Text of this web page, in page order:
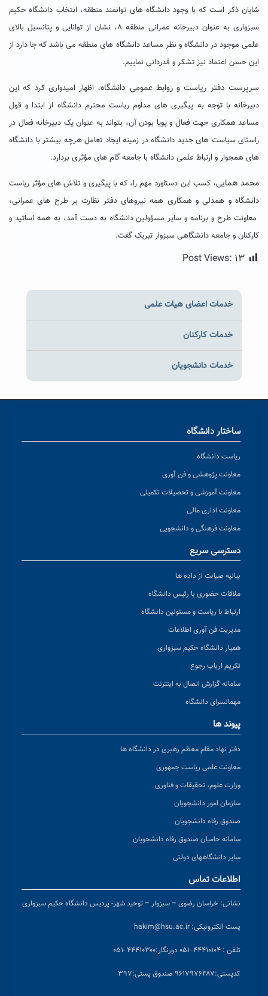
شایان ذکر است که با وجود دانشگاه های توانمند منطقه، انتخاب دانشگاه حکیم
سبزواری به عنوان دبیرخانه عمرانی منطقه ۸، نشان از توانایی و پتانسیل بالای
علمی موجود در دانشگاه و نظر مساعد دانشگاه های منطقه می باشد که جا دارد از
این حسن اعتماد نیز تشکر و قدردانی نماییم.
سرپرست دفتر ریاست و روابط عمومی دانشگاه، اظهار امیدواری کرد که این
دبیرخانه با توجه به پیگیری های مداوم ریاست محترم دانشگاه از ابتدا و قول
مساعد همکاری جهت فعال و پویا بودن آن، بتواند به عنوان یک دبیرخانه فعال در
راستای سیاست های جدید دانشگاه در زمینه ایجاد تعامل هرچه بیشتر با دانشگاه
های همجوار و ارتباط علمی دانشگاه با جامعه گام های مؤثری بردارد.
محمد همایی، کسب این دستاورد مهم را، که با پیگیری و تلاش های مؤثر ریاست
دانشگاه و همدلی و همکاری همه نیروهای دفتر نظارت بر طرح های عمرانی،
معاونت طرح و برنامه و سایر مسؤولین دانشگاه به دست آمد، به همه اساتید و
کارکنان و جامعه دانشگاهی سبزوار تبریک گفت.
Post Views: ۱۳
خدمات اعضای هیات علمی
خدمات کارکنان
خدمات دانشجویان
ساختار دانشگاه
ریاست دانشگاه
معاونت پژوهشی و فن آوری
معاونت آموزشی و تحصیلات تکمیلی
معاونت اداری مالی
معاونت فرهنگی و دانشجویی
دسترسی سریع
بیانیه صیانت از داده ها
ملاقات حضوری با رئیس دانشگاه
ارتباط با ریاست و مسئولین دانشگاه
مدیریت فن آوری اطلاعات
همیار دانشگاه حکیم سبزواری
تکریم ارباب رجوع
سامانه گزارش اتصال به اینترنت
مهمانسرای دانشگاه
پیوند ها
دفتر نهاد مقام معظم رهبری در دانشگاه ها
معاونت علمی ریاست جمهوری
وزارت علوم، تحقیقات و فناوری
سازمان امور دانشجویان
صندوق رفاه دانشجویان
سامانه حامیان صندوق رفاه دانشجویان
سایر دانشگاههای دولتی
اطلاعات تماس
نشانی: خراسان رضوی – سبزوار – توحید شهر- پردیس دانشگاه حکیم سبزواری
پست الکترونیکی: hakim@hsu.ac.ir
تلفن : ۴۴۴۱۰۱۰۴ -۰۵۱ دورنگار:۴۴۴۱۰۳۰۰ -۰۵۱
کدپستی:۹۶۱۷۹۷۶۴۸۷ صندوق پستی:۳۹۷